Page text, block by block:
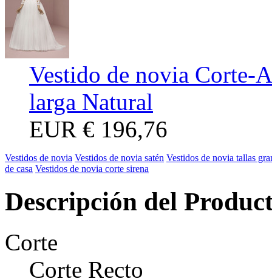
Vestido de novia Corte-
larga Natural
EUR € 196,76
Vestidos de novia Vestidos de novia satén Vestidos de novia tallas
de casa Vestidos de novia corte sirena
Descripción del
Corte
Corte Recto